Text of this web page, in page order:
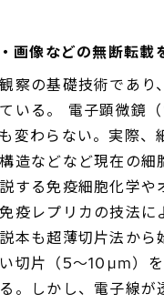
像などの無断転載
察の基礎技術であ
いる。 電子顕微鏡
変わらない。実際
造などなど現在の
する免疫細胞化学
疫レプリカの技法
本も超薄切片法か
切片（5～10µm）
。しかし、電子線